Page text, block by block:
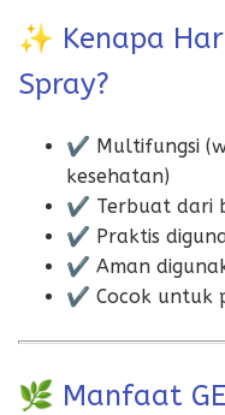
✨ Kenapa
Spray?
✔ Multifungsi
kesehatan)
✔ Terbuat dari
✔ Praktis
✔ Aman
✔ Cocok untuk
🌿 Manfaat